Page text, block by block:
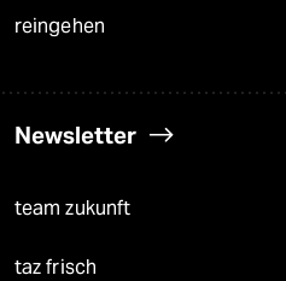
reingehen
Newsletter
team zukunft
taz frisch